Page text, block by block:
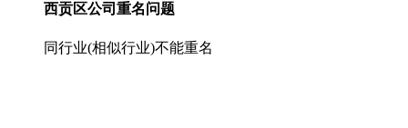
西贡区公司重名问题
同行业(相似行业)不能重名